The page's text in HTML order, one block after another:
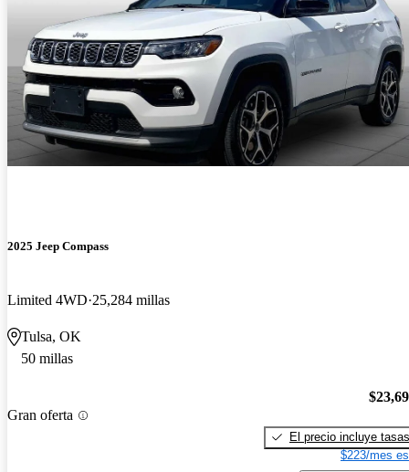
2025 Jeep Compass
Limited 4WD 25,284 millas
Tulsa, OK
50 millas
Gran oferta
El precio incluye tasas
$223/mes